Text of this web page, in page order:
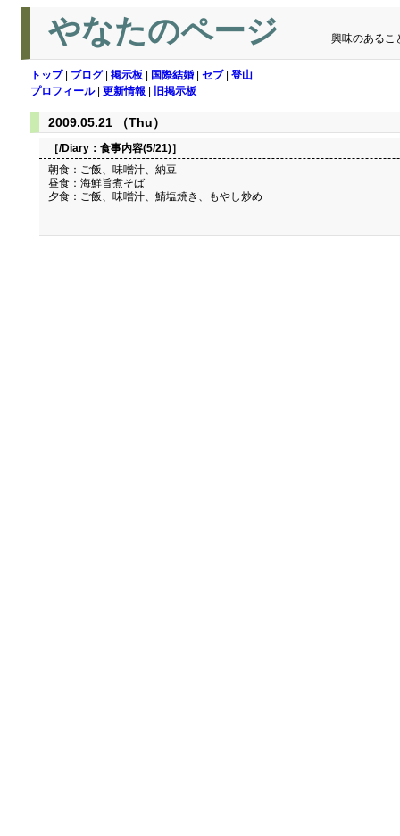
やなたのページ 興味のあるこ
トップ| ブログ| 掲示板 国際結婚 セブ| 登山
プロフィール| 更新情報 旧掲示板
2009.05.21 （Thu）
［/Diary： 食事内容(5/21)］
朝食：ご飯、味噌汁、納豆
昼食：海鮮旨煮そば
夕食：ご飯、味噌汁、鯖塩焼き、もやし炒め